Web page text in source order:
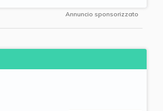
Annuncio sponsorizzato